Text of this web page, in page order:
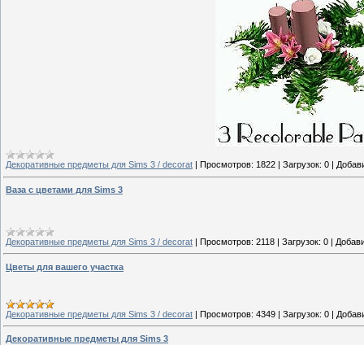
Декоративные предметы для Sims 3 / decorat Просмотров: 1822 Загрузок: 0
Ваза с цветами для Sims 3
Декоративные предметы для Sims 3 / decorat | Просмотров: 2118 | Загрузок: 0 |
Цветы для вашего участка
Декоративные предметы для Sims 3 / decorat | Просмотров: 4349 | Загрузок: 0 |
Декоративные предметы для Sims 3